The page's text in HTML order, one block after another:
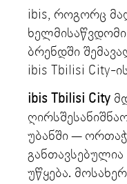
ibis, როგორც
ბრენდში
ibis Tbilisi City-
ibis Tbilisi City
უბანში —
უწყება.